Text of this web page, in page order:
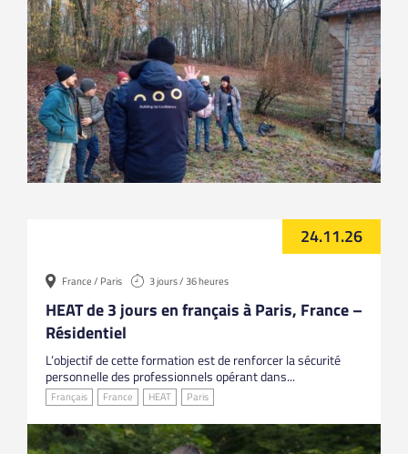
24.11.26
France / Paris 3 jours / 36 heures
HEAT de 3 jours en français à Paris, France –
Résidentiel
L’objectif de cette formation est de renforcer la sécurité
personnelle des professionnels opérant dans...
Français France HEAT Paris